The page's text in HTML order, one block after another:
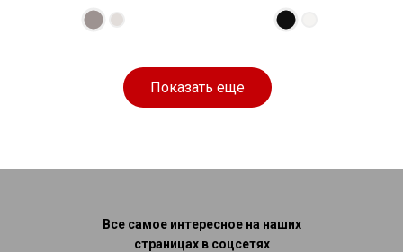
Размеры
Показать еще
Все самое интересное на наших
страницах в соцсетях